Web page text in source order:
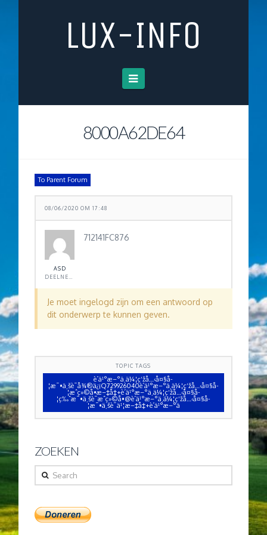
LUX-INFO
Navigation
8000A62DE64
To Parent Forum
08/06/2020 OM 17:48
ASD
712141FC876
Je moet ingelogd zijn om een antwoord op
dit onderwerp te kunnen geven.
TOPIC TAGS
è´­ä¹°æ–°ä¸ä¼¦ç‘žå…‹å¤§å­
¦æ¯•ä¸šè¯å¾®ä¿¡Q729926040è´­ä¹°æ–°ä¸ä¼¦ç‘žå…‹å¤§å­
¦æˆç»©å•æ–‡å‡­+è´­ä¹°æ–°ä¸ä¼¦ç‘žå…‹å¤§å­
¦ç‰ˆæ¯•ä¸šè¯æˆç»©å•@è´­ä¹°æ–°ä¸ä¼¦ç‘žå…‹å¤§å­
¦æ¯•ä¸šè¯ä¹¦æ–‡å‡­+è´­ä¹°æ–°ä
ZOEKEN
Search